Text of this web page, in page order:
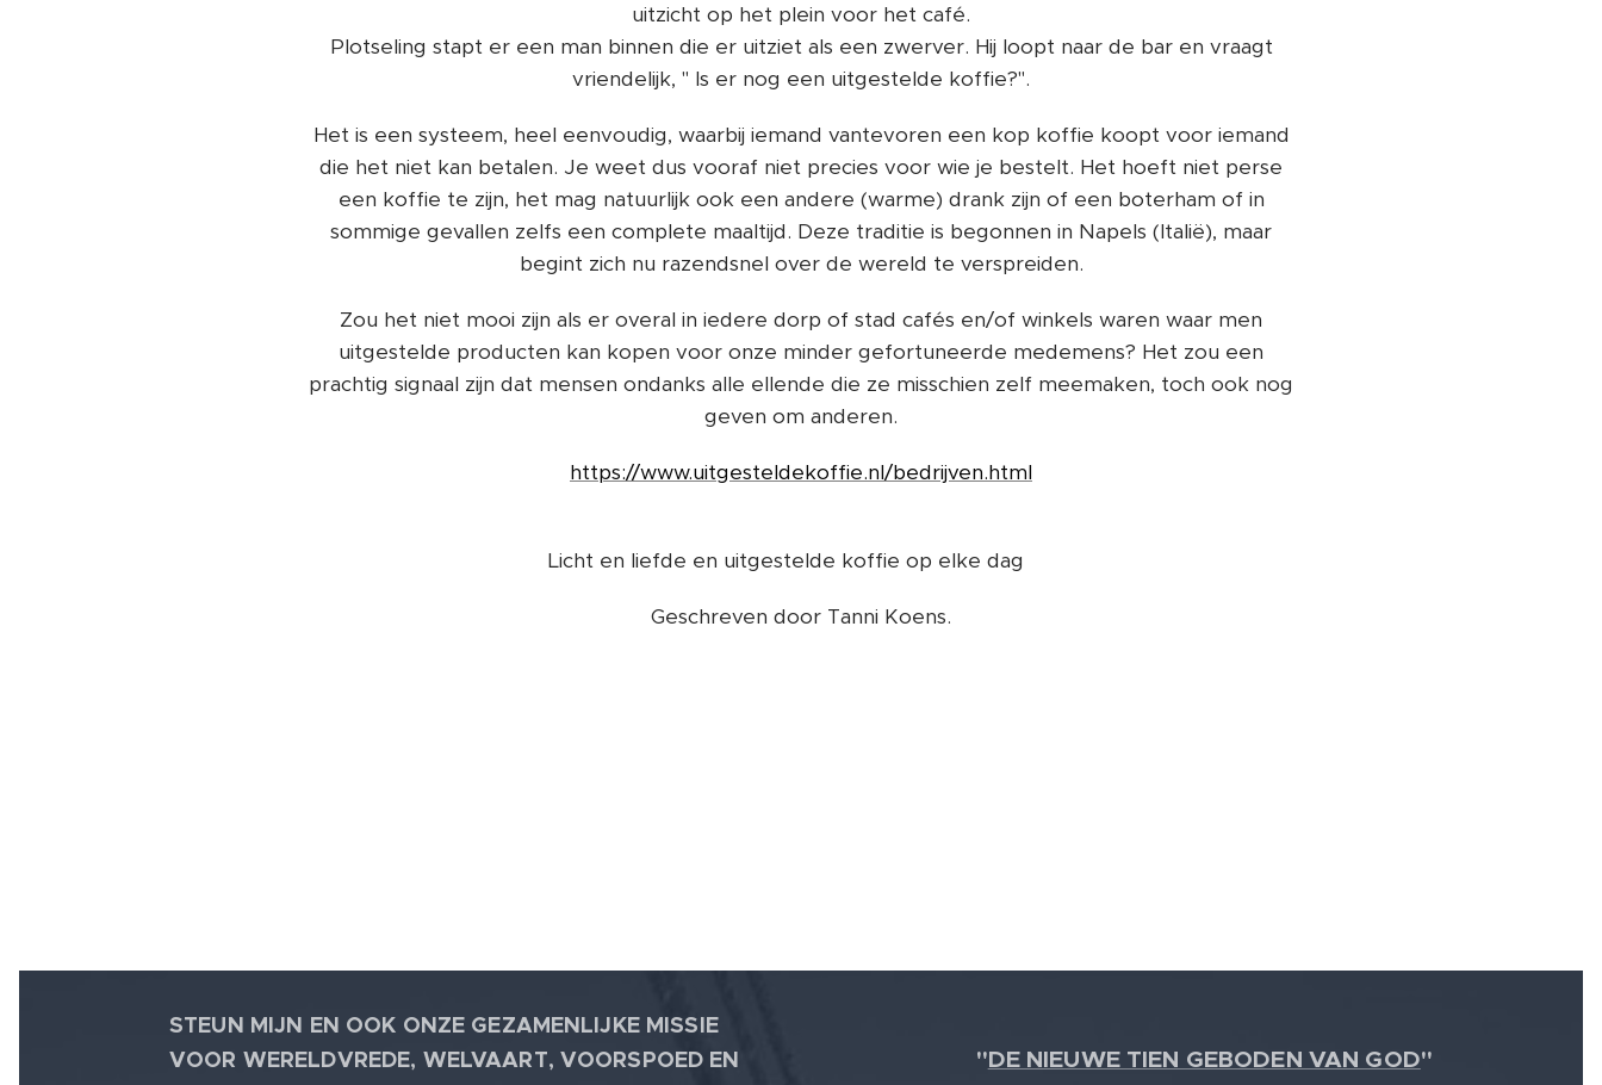
uitzicht op het plein voor het café.
Plotseling stapt er een man binnen die er uitziet als een zwerver. Hij loopt naar de bar en vraagt
vriendelijk, " Is er nog een uitgestelde koffie?".
Het is een systeem, heel eenvoudig, waarbij iemand vantevoren een kop koffie koopt voor iemand
die het niet kan betalen. Je weet dus vooraf niet precies voor wie je bestelt. Het hoeft niet perse
een koffie te zijn, het mag natuurlijk ook een andere (warme) drank zijn of een boterham of in
sommige gevallen zelfs een complete maaltijd. Deze traditie is begonnen in Napels (Italië), maar
begint zich nu razendsnel over de wereld te verspreiden.
Zou het niet mooi zijn als er overal in iedere dorp of stad cafés en/of winkels waren waar men
uitgestelde producten kan kopen voor onze minder gefortuneerde medemens? Het zou een
prachtig signaal zijn dat mensen ondanks alle ellende die ze misschien zelf meemaken, toch ook nog
geven om anderen.
https://www.uitgesteldekoffie.nl/bedrijven.html
Licht en liefde en uitgestelde koffie op elke dag ❤️
Geschreven door Tanni Koens.
STEUN MIJN EN OOK ONZE GEZAMENLIJKE MISSIE
VOOR WERELDVREDE, WELVAART, VOORSPOED EN
"DE NIEUWE TIEN GEBODEN VAN GOD"